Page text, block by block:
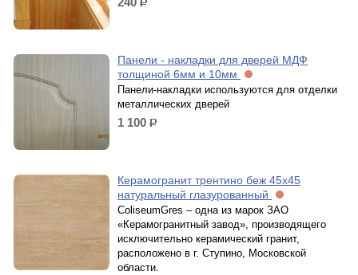
р.
Панели - накладки для дверей МДФ
толщиной 6мм и 10мм
Панели-накладки используются для отделки
металлических дверей
1 100 р.
Керамогранит трентино беж 45х45
натуральный глазурованный
ColiseumGres – одна из марок ЗАО
«Керамогранитный завод», производящего
исключительно керамический гранит,
расположено в г. Ступино, Московской
области.